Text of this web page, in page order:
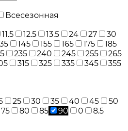
Всесезонная
11.5 12.5 13.5 24 27
30
145 155 165 175
185
235 240 245 255
265
315 325 335 345
355
25 30 35 40 45
50
75 80 85 90 0
8.5